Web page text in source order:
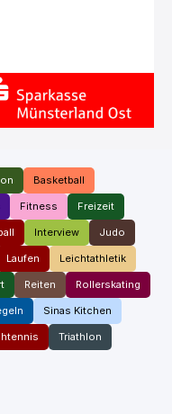
Basketball
Fitness Freizeit
Interview Judo
Laufen Leichtathletik
Reiten Rollerskating
Sinas Kitchen
Triathlon